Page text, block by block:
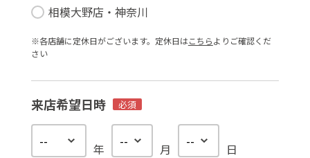
相模大野店・神奈川
※各店舗に定休⽇がございます。定休⽇はこちらよりご確認くだ
さい
来店希望日時 必須
年 月 日